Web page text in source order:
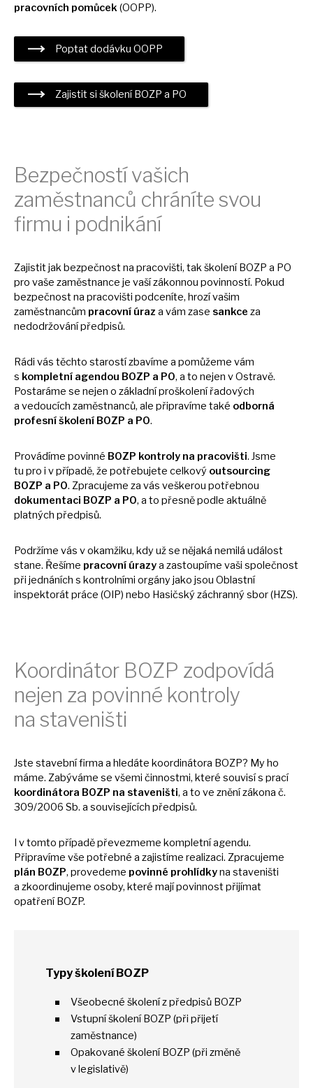
pracovních pomůcek(OOPP).
Poptat dodávku OOPP
Zajistitsi školení BOZP a PO
Bezpečností vašich
zaměstnanců chráníte svou
firmu i podnikání
Zajistit jak bezpečnostna pracovišti, tak školení BOZP a PO
pro vaše zaměstnance je vaší zákonnou povinností. Pokud
bezpečnostna pracovišti podceníte, hrozí vašim
zaměstnancům pracovní úraz a vám zase sankce za
nedodržování předpisů.
Rádi vás těchto starostí zbavíme a pomůžeme vám
s kompletní agendou BOZP a PO, a to nejen vOstravě.
Postaráme se nejen o základní proškolení řadových
a vedoucích zaměstnanců, ale připravíme také odborná
profesní školení BOZP a PO.
Provádíme povinné BOZP kontroly na pracovišti. Jsme
tu pro i v případě, že potřebujete celkový outsourcing
BOZP a PO. Zpracujeme za vás veškerou potřebnou
dokumentaci BOZP a PO, a to přesně podle aktuálně
platných předpisů.
Podržíme vás vokamžiku, kdyužse nějaká nemilá událost
stane. Řešíme pracovní úrazya zastoupíme vaši společnost
při jednáních s kontrolními orgány jako jsou Oblastní
inspektorát práce (OIP) nebo Hasičský záchranný sbor (HZS).
Koordinátor BOZP zodpovídá
nejen za povinné kontroly
na staveništi
Jste stavební firma a hledáte koordinátora BOZP? Myho
máme. Zabýváme se všemi činnostmi, které souvisís prací
koordinátora BOZP na staveništi, a to ve znění zákona č.
309/2006 Sb. a souvisejících předpisů.
I vtomto případě převezmeme kompletní agendu.
Připravíme vše potřebné a zajistíme realizaci. Zpracujeme
plán BOZP, provedeme povinné prohlídkyna staveništi
a zkoordinujeme osoby, které mají povinnost přijímat
opatření BOZP.
Typy školení BOZP
Všeobecné školenízpředpisů BOZP
Vstupní školení BOZP (při přijetí
zaměstnance)
Opakované školení BOZP (při změně
vlegislativě)